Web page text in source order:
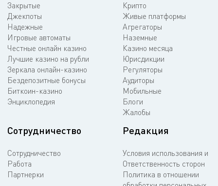
Закрытые
Джекпоты
Надежные
Игровые автоматы
Честные онлайн казино
Лучшие казино на рубли
Зеркала онлайн-казино
Бездепозитные бонусы
Биткоин-казино
Энциклопедия
Крипто
Живые платформы
Агрегаторы
Наземные
Казино месяца
Юрисдикции
Регуляторы
Аудиторы
Мобильные
Блоги
Жалобы
Сотрудничество
Сотрудничество
Работа
Партнерки
Редакция
Условия использования и
Ответственность сторон
Политика в отношении